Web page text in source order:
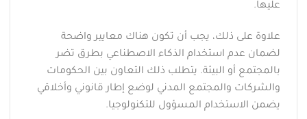
عليها.
علاوة على ذلك، يجب أن تكون هناك معايير واضحة
لضمان عدم استخدام الذكاء الاصطناعي بطرق تضر
بالمجتمع أو البيئة. يتطلب ذلك التعاون بين الحكومات
والشركات والمجتمع المدني لوضع إطار قانوني وأخلاقي
يضمن الاستخدام المسؤول للتكنولوجيا.